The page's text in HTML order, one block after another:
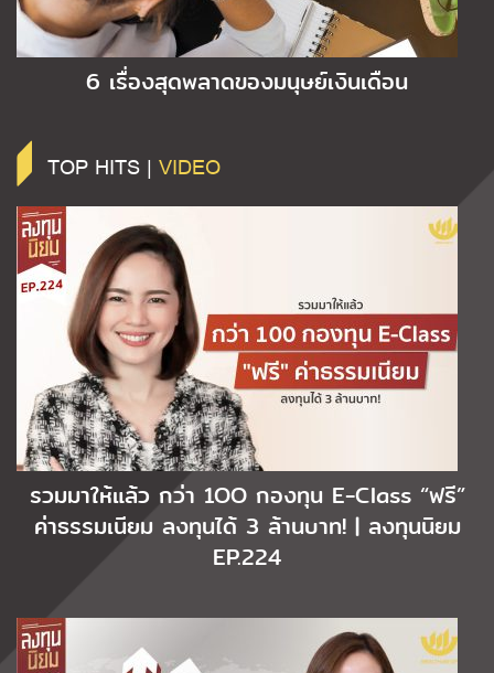
6 เรื่องสุดพลาดของมนุษย์เงินเดือน
TOP HITS | VIDEO
รวมมาให้แล้ว กว่า 1OO กองทุน E-Class “ฟรี”
ค่าธรรมเนียม ลงทุนได้ 3 ล้านบาท! | ลงทุนนิยม
EP.224